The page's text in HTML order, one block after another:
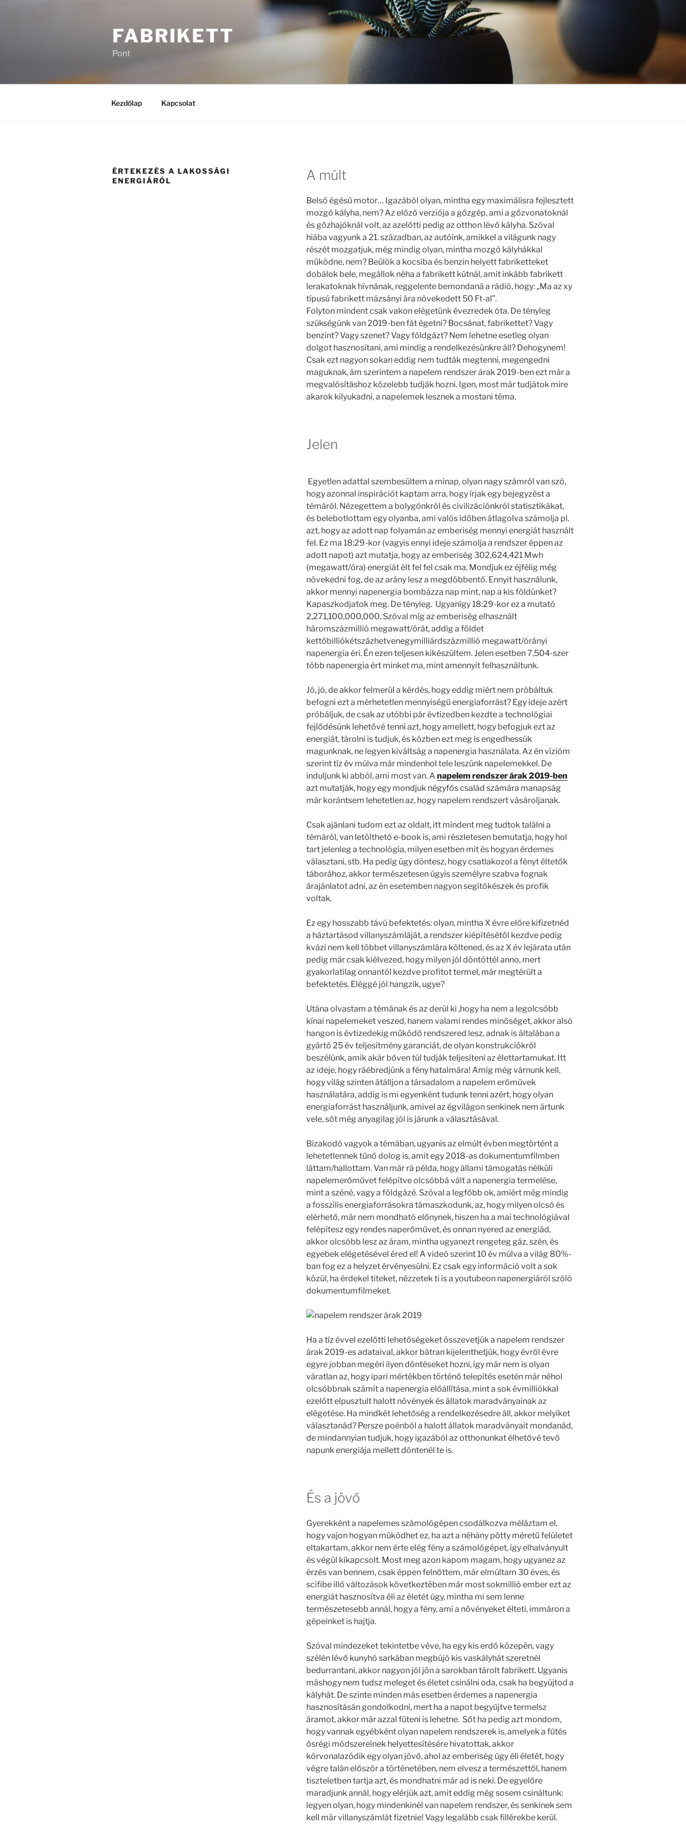
FABRIKETT
Pont
Kezdőlap Kapcsolat
ÉRTEKEZÉS A LAKOSSÁGI
ENERGIÁRÓL
A múlt
Belső égésű motor… Igazából olyan, mintha egy maximálisra fejlesztett
mozgó kályha, nem? Az előző verziója a gőzgép, ami a gőzvonatoknál
és gőzhajóknál volt, az azelőtti pedig az otthon lévő kályha. Szóval
hiába vagyunk a 21. században, az autóink, amikkel a világunk nagy
részét mozgatjuk, még mindig olyan, mintha mozgó kályhákkal
működne, nem? Beülök a kocsiba és benzin helyett fabriketteket
dobálok bele, megállok néha a fabrikett kútnál, amit inkább fabrikett
lerakatoknak hívnának, reggelente bemondaná a rádió, hogy: „Ma az xy
típusú fabrikett mázsányi ára növekedett 50 Ft-al”.
Folyton mindent csak vakon elégetünk évezredek óta. De tényleg
szükségünk van 2019-ben fát égetni? Bocsánat, fabrikettet? Vagy
benzint? Vagy szenet? Vagy földgázt? Nem lehetne esetleg olyan
dolgot hasznosítani, ami mindig a rendelkezésünkre áll? Dehogynem!
Csak ezt nagyon sokan eddig nem tudták megtenni, megengedni
maguknak, ám szerintem a napelem rendszer árak 2019-ben ezt már a
megvalósításhoz közelebb tudják hozni. Igen, most már tudjátok mire
akarok kilyukadni, a napelemek lesznek a mostani téma.
Jelen
Egyetlen adattal szembesültem a minap, olyan nagy számról van szó,
hogy azonnal inspirációt kaptam arra, hogy írjak egy bejegyzést a
témáról. Nézegettem a bolygónkról és civilizációnkról statisztikákat,
és belebotlottam egy olyanba, ami valós időben átlagolva számolja pl.
azt, hogy az adott nap folyamán az emberiség mennyi energiát használt
fel. Ez ma 18:29-kor (vagyis ennyi ideje számolja a rendszer éppen az
adott napot) azt mutatja, hogy az emberiség 302,624,421 Mwh
(megawatt/óra) energiát élt fel fel csak ma. Mondjuk ez éjfélig még
növekedni fog, de az arány lesz a megdöbbentő. Ennyit használunk,
akkor mennyi napenergia bombázza nap mint, nap a kis földünket?
Kapaszkodjatok meg. De tényleg. Ugyanígy 18:29-kor ez a mutató
2,271,100,000,000. Szóval míg az emberiség elhasznált
háromszázmillió megawatt/órát, addig a földet
kettőbilliókétszázhetvenegymilliárdszázmillió megawatt/órányi
napenergia éri. Én ezen teljesen kikészültem. Jelen esetben 7,504-szer
több napenergia ért minket ma, mint amennyit felhasználtunk.
Jó, jó, de akkor felmerül a kérdés, hogy eddig miért nem próbáltuk
befogni ezt a mérhetetlen mennyiségű energiaforrást? Egy ideje azért
próbáljuk, de csak az utóbbi pár évtizedben kezdte a technológiai
fejlődésünk lehetővé tenni azt, hogy amellett, hogy befogjuk ezt az
energiát, tárolni is tudjuk, és közben ezt meg is engedhessük
magunknak, ne legyen kiváltság a napenergia használata. Az én vízióm
szerint tíz év múlva már mindenhol tele leszünk napelemekkel. De
induljunk ki abból, ami most van. A napelem rendszer árak 2019-ben
azt mutatják, hogy egy mondjuk négyfős család számára manapság
már korántsem lehetetlen az, hogy napelem rendszert vásároljanak.
Csak ajánlani tudom ezt az oldalt, itt mindent meg tudtok találni a
témáról, van letölthető e-book is, ami részletesen bemutatja, hogy hol
tart jelenleg a technológia, milyen esetben mit és hogyan érdemes
választani, stb. Ha pedig úgy döntesz, hogy csatlakozol a fényt éltetők
táborához, akkor természetesen úgyis személyre szabva fognak
árajánlatot adni, az én esetemben nagyon segítőkészek és profik
voltak.
Ez egy hosszabb távú befektetés: olyan, mintha X évre előre kifizetnéd
a háztartásod villanyszámláját, a rendszer kiépítésétől kezdve pedig
kvázi nem kell többet villanyszámlára költened, és az X év lejárata után
pedig már csak kiélvezed, hogy milyen jól döntöttél anno, mert
gyakorlatilag onnantól kezdve profitot termel, már megtérült a
befektetés. Eléggé jól hangzik, ugye?
Utána olvastam a témának és az derül ki ,hogy ha nem a legolcsóbb
kínai napelemeket veszed, hanem valami rendes minőséget, akkor alsó
hangon is évtizedekig működő rendszered lesz, adnak is általában a
gyártó 25 év teljesítmény garanciát, de olyan konstrukciókról
beszélünk, amik akár bőven túl tudják teljesíteni az élettartamukat. Itt
az ideje, hogy ráébredjünk a fény hatalmára! Amíg még várnunk kell,
hogy világ szinten átálljon a társadalom a napelem erőművek
használatára, addig is mi egyenként tudunk tenni azért, hogy olyan
energiaforrást használjunk, amivel az égvilágon senkinek nem ártunk
vele, sőt még anyagilag jól is járunk a választásával.
Bizakodó vagyok a témában, ugyanis az elmúlt évben megtörtént a
lehetetlennek tűnő dolog is, amit egy 2018-as dokumentumfilmben
láttam/hallottam. Van már rá példa, hogy állami támogatás nélküli
napelemerőművet felépítve olcsóbbá vált a napenergia termelése,
mint a széné, vagy a földgázé. Szóval a legfőbb ok, amiért még mindig
a fosszilis energiaforrásokra támaszkodunk, az, hogy milyen olcsó és
elérhető, már nem mondható előnynek, hiszen ha a mai technológiával
felépítesz egy rendes naperőművet, és onnan nyered az energiád,
akkor olcsóbb lesz az áram, mintha ugyanezt rengeteg gáz, szén, és
egyebek elégetésével éred el! A videó szerint 10 év múlva a világ 80%-
ban fog ez a helyzet érvényesülni. Ez csak egy információ volt a sok
közül, ha érdekel titeket, nézzetek ti is a youtubeon napenergiáról szóló
dokumentumfilmeket.
Ha a tíz évvel ezelőtti lehetőségeket összevetjük a napelem rendszer
árak 2019-es adataival, akkor bátran kijelenthetjük, hogy évről évre
egyre jobban megéri ilyen döntéseket hozni, így már nem is olyan
váratlan az, hogy ipari mértékben történő telepítés esetén már néhol
olcsóbbnak számít a napenergia előállítása, mint a sok évmilliókkal
ezelőtt elpusztult halott növények és állatok maradványainak az
elégetése. Ha mindkét lehetőség a rendelkezésedre áll, akkor melyiket
választanád? Persze poénból a halott állatok maradványait mondanád,
de mindannyian tudjuk, hogy igazából az otthonunkat élhetővé tevő
napunk energiája mellett döntenél te is.
És a jövő
Gyerekként a napelemes számológépen csodálkozva méláztam el,
hogy vajon hogyan működhet ez, ha azt a néhány pötty méretű felületet
eltakartam, akkor nem érte elég fény a számológépet, így elhalványult
és végül kikapcsolt. Most meg azon kapom magam, hogy ugyanez az
érzés van bennem, csak éppen felnőttem, már elmúltam 30 éves, és
scifibe illő változások következtében már most sokmillió ember ezt az
energiát hasznosítva éli az életét úgy, mintha mi sem lenne
természetesebb annál, hogy a fény, ami a növényeket élteti, immáron a
gépeinket is hajtja.
Szóval mindezeket tekintetbe véve, ha egy kis erdő közepén, vagy
szélén lévő kunyhó sarkában megbújó kis vaskályhát szeretnél
bedurrantani, akkor nagyon jól jön a sarokban tárolt fabrikett. Ugyanis
máshogy nem tudsz meleget és életet csinálni oda, csak ha begyújtod a
kályhát. De szinte minden más esetben érdemes a napenergia
hasznosításán gondolkodni, mert ha a napot begyűjtve termelsz
áramot, akkor már azzal fűteni is lehetne. Sőt ha pedig azt mondom,
hogy vannak egyébként olyan napelem rendszerek is, amelyek a fűtés
ősrégi módszereinek helyettesítésére hivatottak, akkor
körvonalazódik egy olyan jövő, ahol az emberiség úgy éli életét, hogy
végre talán először a történetében, nem elvesz a természettől, hanem
tiszteletben tartja azt, és mondhatni már ad is neki. De egyelőre
maradjunk annál, hogy elérjük azt, amit eddig még sosem csináltunk:
legyen olyan, hogy mindenkinél van napelem rendszer, és senkinek sem
kell már villanyszámlát fizetnie! Vagy legalább csak fillérekbe kerül.